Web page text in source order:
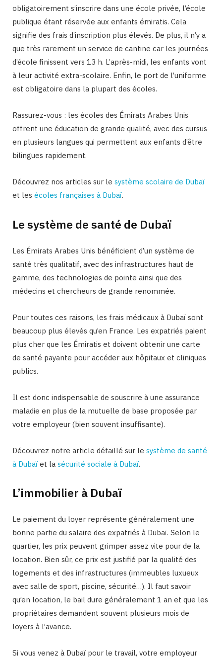
obligatoirement s’inscrire dans une école privée, l’école
publique étant réservée aux enfants émiratis. Cela
signifie des frais d’inscription plus élevés. De plus, il n’y a
que très rarement un service de cantine car les journées
d’école finissent vers 13 h. L’après-midi, les enfants vont
à leur activité extra-scolaire. Enfin, le port de l’uniforme
est obligatoire dans la plupart des écoles.
Rassurez-vous : les écoles des Émirats Arabes Unis
offrent une éducation de grande qualité, avec des cursus
en plusieurs langues qui permettent aux enfants d’être
bilingues rapidement.
Découvrez nos articles sur le système scolaire de Dubaï
et les écoles françaises à Dubaï.
Le système de santé de Dubaï
Les Émirats Arabes Unis bénéficient d’un système de
santé très qualitatif, avec des infrastructures haut de
gamme, des technologies de pointe ainsi que des
médecins et chercheurs de grande renommée.
Pour toutes ces raisons, les frais médicaux à Dubaï sont
beaucoup plus élevés qu’en France. Les expatriés paient
plus cher que les Émiratis et doivent obtenir une carte
de santé payante pour accéder aux hôpitaux et cliniques
publics.
Il est donc indispensable de souscrire à une assurance
maladie en plus de la mutuelle de base proposée par
votre employeur (bien souvent insuffisante).
Découvrez notre article détaillé sur le système de santé
à Dubaï et la sécurité sociale à Dubaï.
L’immobilier à Dubaï
Le paiement du loyer représente généralement une
bonne partie du salaire des expatriés à Dubaï. Selon le
quartier, les prix peuvent grimper assez vite pour de la
location. Bien sûr, ce prix est justifié par la qualité des
logements et des infrastructures (immeubles luxueux
avec salle de sport, piscine, sécurité…). Il faut savoir
qu’en location, le bail dure généralement 1 an et que les
propriétaires demandent souvent plusieurs mois de
loyers à l’avance.
Si vous venez à Dubaï pour le travail, votre employeur